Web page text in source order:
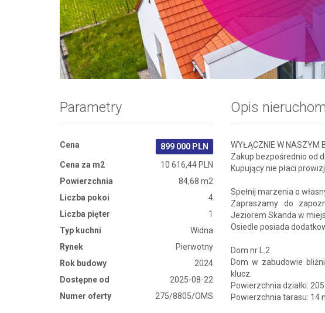
Zdjęcie 1
Parametry
Cena
899 000 PLN
Cena za m2
10 616,44 PLN
Powierzchnia
84,68 m2
Liczba pokoi
4
Liczba pięter
1
Typ kuchni
Widna
Rynek
Pierwotny
Rok budowy
2024
Dostępne od
2025-08-22
Numer oferty
275/8805/OMS
Opis
WYŁĄCZNIE W NASZYM
Zakup bezpośrednio od
Kupujący nie płaci
Spełnij marzenia o
Zapraszamy do
Jeziorem Skanda w
Osiedle posiada
Dom nr L.2
Dom w zabudowie
klucz.
Powierzchnia działki: 205
Powierzchnia tarasu: 14